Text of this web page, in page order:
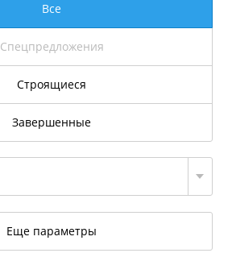
Все
Спецпредложения
Строящиеся
Завершенные
Еще параметры